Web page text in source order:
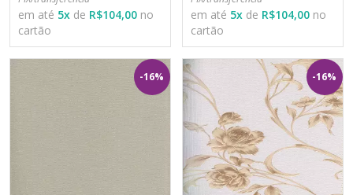
em até 5x de R$104,00 no
cartão
em até 5x de R$104,00 no
cartão
-16% -16%